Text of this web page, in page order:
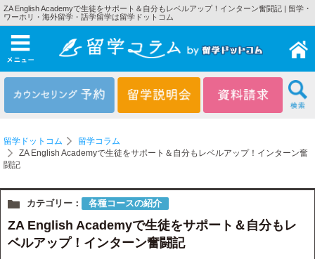
ZA English Academyで生徒をサポート＆自分もレベルアップ！インターン奮闘記 | 留学・
ワーホリ・海外留学・語学留学は留学ドットコム
メニュー
留学ドットコム
留学コラム
ZA English Academyで生徒をサポート＆自分もレベルアップ！インターン奮
闘記
カテゴリー： 各種コースの紹介
ZA English Academyで生徒をサポート＆自分もレ
ベルアップ！インターン奮闘記